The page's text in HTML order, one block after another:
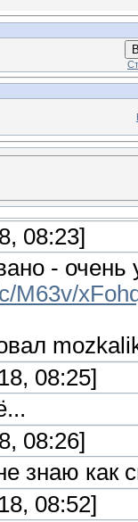
08:23]
- очень
M63v/
08:25]
08:26]
знаю как
08:52]